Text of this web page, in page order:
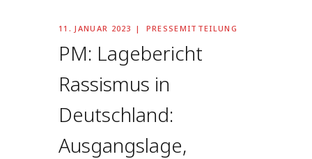
11. JANUAR 2023 PRESSEMITTEILUNG
PM: Lagebericht
Rassismus in
Deutschland:
Ausgangslage,